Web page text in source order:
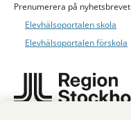
Prenumerera på nyhetsbrevet
Elevhälsoportalen skola
Elevhälsoportalen förskola